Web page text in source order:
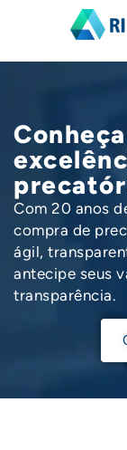
Com 20 anos
compra de
ágil,
antecipe seus
transparência.